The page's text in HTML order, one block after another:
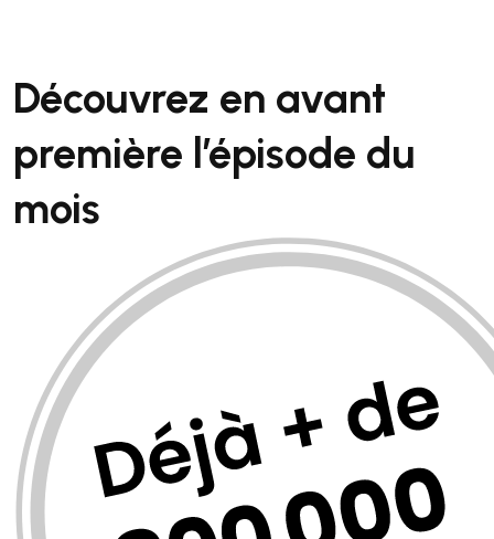
Découvrez en avant
première l’épisode du
mois